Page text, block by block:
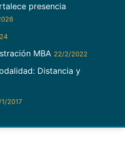
presencia
MBA 22/2/2022
Distancia y
1/2017